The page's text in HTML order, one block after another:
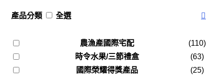
產品分類 全選
農漁產國際宅配
(110)
時令水果/三節禮盒
(63)
國際榮耀得獎產品
(25)